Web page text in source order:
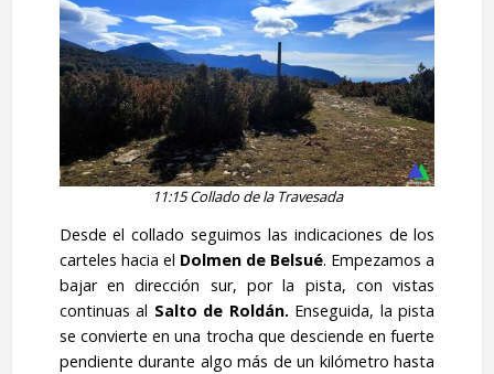
11:15 Collado de la Travesada
Desde el collado seguimos las indicaciones de los
carteles hacia el Dolmen de Belsué. Empezamos a
bajar en dirección sur, por la pista, con vistas
continuas al Salto de Roldán. Enseguida, la pista
se convierte en una trocha que desciende en fuerte
pendiente durante algo más de un kilómetro hasta